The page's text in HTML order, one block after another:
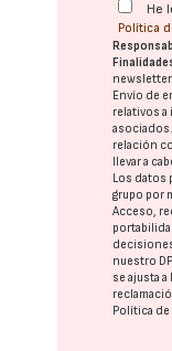
He
Política
Envío de
relativos
relación
llevar a
Los datos
grupo por
Acceso,
nuestro
se ajusta
Política